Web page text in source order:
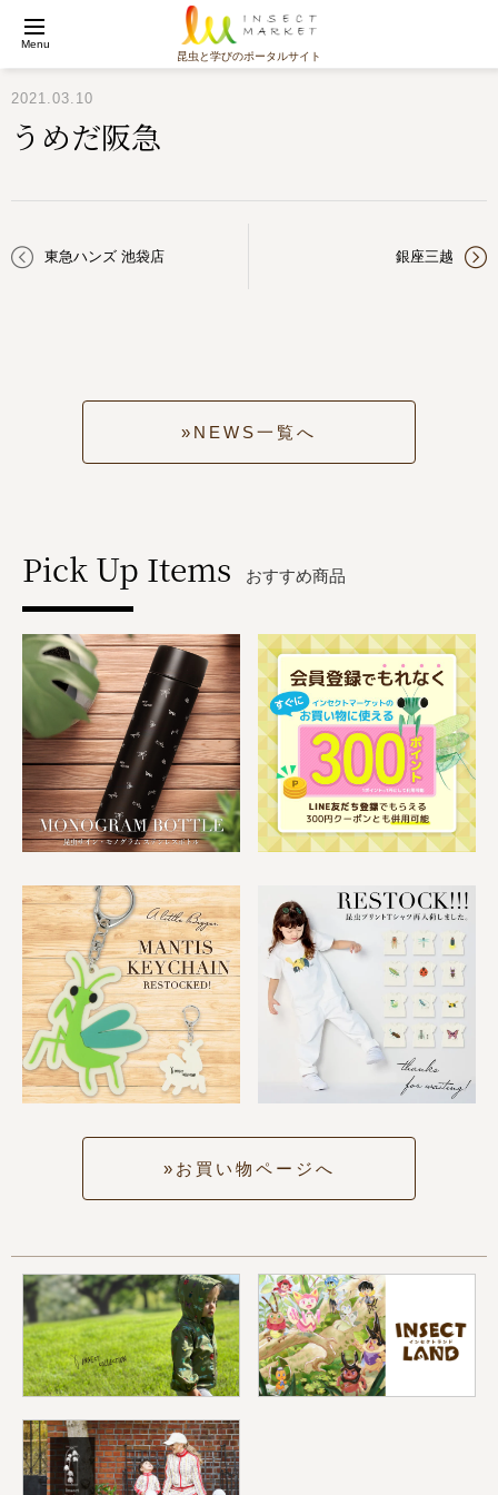
昆虫と学びのポータルサイト
Menu
2021.03.10
うめだ阪急
東急ハンズ 池袋店 銀座三越
NEWS一覧へ
Pick Up Items おすすめ商品
お買い物ページへ